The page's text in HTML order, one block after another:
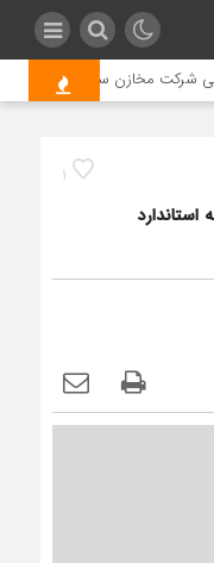
شرکت مخازن سبز پتروشیمی
1